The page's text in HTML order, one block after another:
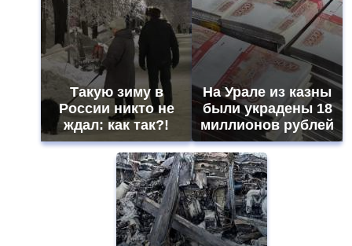
Такую зиму в
России никто не
ждал: как так?!
На Урале из казны
были украдены 18
миллионов рублей